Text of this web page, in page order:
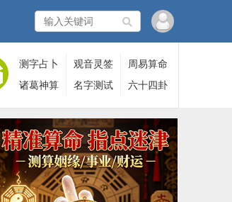
测字占卜 观音灵签
周易算命
诸葛神算
名字测试 六十四卦